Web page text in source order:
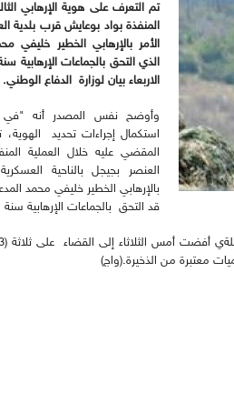
تم التعرف على هوية الإرهابي
المنفذة بواد بوعايش قرب بلدية
الأمر بالإرهابي الخطير خليفي
الاربعاء بيان لوزارة الدفاع الوطني.
وأوضح نفس المصدر أنه "في
استكمال إجراءات تحديد الهوية،
المقضي عليه خلال العملية
العنصر بجيجل بالناحية
بالإرهابي الخطير خليفي محمد
قد التحق بالجماعات الإرهابية سنة 2001".
معتبرة من الذخيرة.(واج)